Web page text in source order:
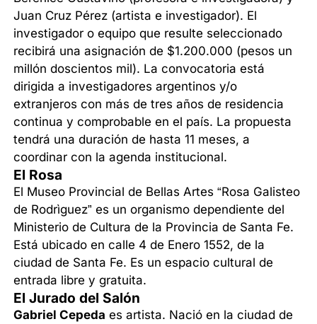
Juan Cruz Pérez (artista e investigador). El
investigador o equipo que resulte seleccionado
recibirá una asignación de $1.200.000 (pesos un
millón doscientos mil). La convocatoria está
dirigida a investigadores argentinos y/o
extranjeros con más de tres años de residencia
continua y comprobable en el país. La propuesta
tendrá una duración de hasta 11 meses, a
coordinar con la agenda institucional.
El Rosa
El Museo Provincial de Bellas Artes “Rosa Galisteo
de Rodrìguez” es un organismo dependiente del
Ministerio de Cultura de la Provincia de Santa Fe.
Está ubicado en calle 4 de Enero 1552, de la
ciudad de Santa Fe. Es un espacio cultural de
entrada libre y gratuita.
El Jurado del Salón
Gabriel Cepeda es artista. Nació en la ciudad de